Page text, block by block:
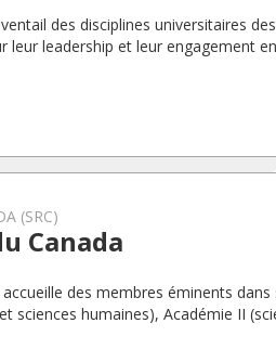
des disciplines universitaires
leadership et leur engagement
(SRC)
Canada
des membres éminents
sciences humaines), Académie II